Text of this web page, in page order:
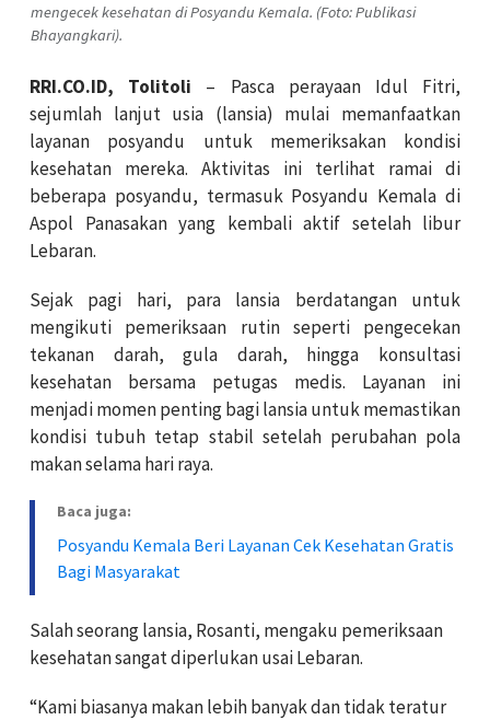
mengecek kesehatan di Posyandu Kemala. (Foto: Publikasi
Bhayangkari).
RRI.CO.ID, Tolitoli – Pasca perayaan Idul Fitri,
sejumlah lanjut usia (lansia) mulai memanfaatkan
layanan posyandu untuk memeriksakan kondisi
kesehatan mereka. Aktivitas ini terlihat ramai di
beberapa posyandu, termasuk Posyandu Kemala di
Aspol Panasakan yang kembali aktif setelah libur
Lebaran.
Sejak pagi hari, para lansia berdatangan untuk
mengikuti pemeriksaan rutin seperti pengecekan
tekanan darah, gula darah, hingga konsultasi
kesehatan bersama petugas medis. Layanan ini
menjadi momen penting bagi lansia untuk memastikan
kondisi tubuh tetap stabil setelah perubahan pola
makan selama hari raya.
Baca juga:
Posyandu Kemala Beri Layanan Cek Kesehatan Gratis
Bagi Masyarakat
Salah seorang lansia, Rosanti, mengaku pemeriksaan
kesehatan sangat diperlukan usai Lebaran.
“Kami biasanya makan lebih banyak dan tidak teratur